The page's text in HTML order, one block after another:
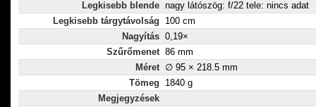
Legkisebb blende nagy látószög: f/22 tele: nincs adat
Legkisebb tárgytávolság
100 cm
Nagyítás 0,19×
Szűrőmenet 86 mm
Méret ∅ 95 × 218.5 mm
Tömeg
1840 g
Megjegyzések